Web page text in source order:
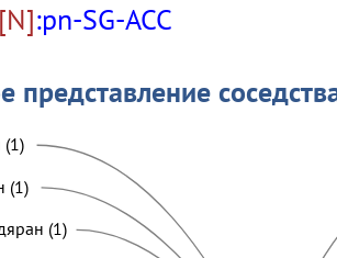
[N]:pn-SG-ACC
представление
(1)
(1)
(1)